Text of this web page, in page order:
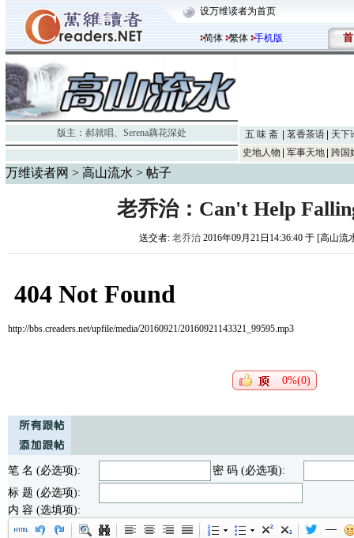
设万维读者为首页
简体 繁体 手机版 首
版主： 郝就唱、 Serena藕花深处 五 味 斋 茗香茶语
天下
史地人物
军事天地 跨国
万维读者网 > 高山流水 > 帖子
老乔治：Can't Help
送交者: 老乔治2016年09月21日14:36:40 于 [高山流
http://bbs.creaders.net/upfile/media/20160921/20160921143321_99595.mp3
0%(0)
笔 名 (必选项):
密 码 (必选项):
标 题 (必选项):
内 容 (选填项):